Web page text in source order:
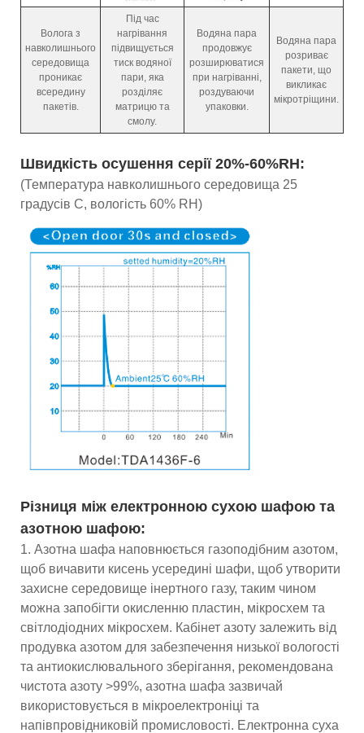
Волога з
навколишнього
середовища
проникає
всередину
пакетів.
Під час
нагрівання
підвищується
тиск водяної
пари, яка
розділяє
матрицю та
смолу.
Водяна пара
продовжує
розширюватися
при нагріванні,
роздуваючи
упаковки.
Водяна пара
розриває
пакети, що
викликає
мікротріщини.
Швидкість осушення серії 20%-60%RH:
(Температура навколишнього середовища 25
градусів C, вологість 60% RH)
Різниця між електронною сухою шафою та
азотною шафою:
1. Азотна шафа наповнюється газоподібним азотом,
щоб вичавити кисень усередині шафи, щоб утворити
захисне середовище інертного газу, таким чином
можна запобігти окисленню пластин, мікросхем та
світлодіодних мікросхем. Кабінет азоту залежить від
продувка азотом для забезпечення низької вологості
та антиокислювального зберігання, рекомендована
чистота азоту >99%, азотна шафа зазвичай
використовується в мікроелектроніці та
напівпровідниковій промисловості. Електронна суха